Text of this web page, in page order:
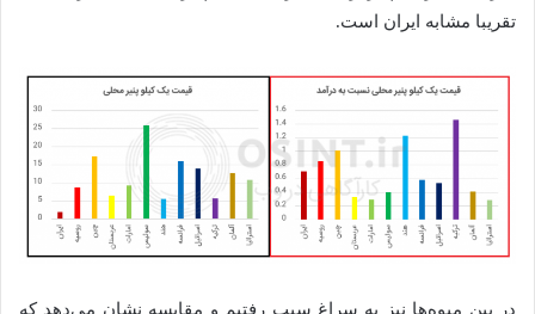
تقریبا مشابه ایران است.
در بین میوه‌ها نیز به سراغ سیب رفتیم و مقایسه نشان می‌دهد که